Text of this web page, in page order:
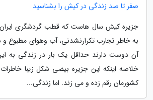
صفر تا صد زندگی در کیش را بشناسید
جزیره کیش سال هاست که قطب گردشگری
به خاطر تجارب تکرارنشدنی، آب وهوای مطبوع و
آن دوست دارند حداقل یک بار در زندگی به
خلاصه اینکه این جزیره بیضی شکل زیبا خاطرات
کشورمان رقم زده و می زند. اما زندگی...